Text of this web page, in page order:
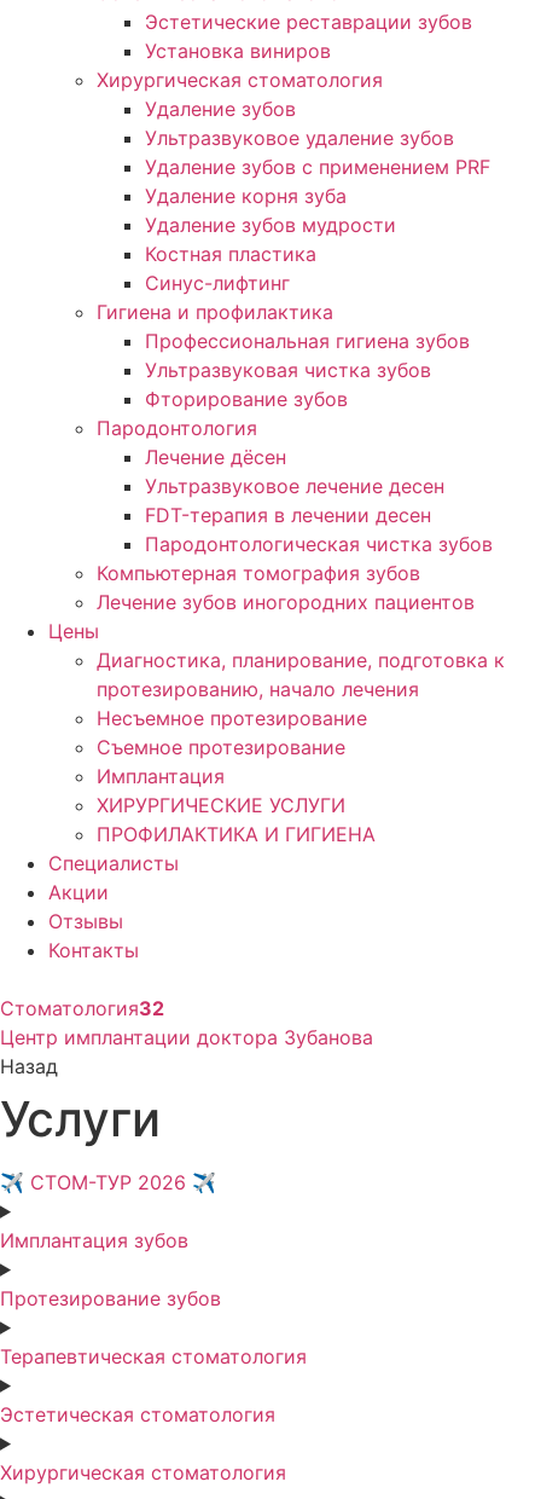
Эстетические реставрации зубов
Установка виниров
Хирургическая стоматология
Удаление зубов
Ультразвуковое удаление зубов
Удаление зубов с применением PRF
Удаление корня зуба
Удаление зубов мудрости
Костная пластика
Синус-лифтинг
Гигиена и профилактика
Профессиональная гигиена зубов
Ультразвуковая чистка зубов
Фторирование зубов
Пародонтология
Лечение дёсен
Ультразвуковое лечение десен
FDT-терапия в лечении десен
Пародонтологическая чистка зубов
Компьютерная томография зубов
Лечение зубов иногородних пациентов
Цены
Диагностика, планирование, подготовка к
протезированию, начало лечения
Несъемное протезирование
Съемное протезирование
Имплантация
ХИРУРГИЧЕСКИЕ УСЛУГИ
ПРОФИЛАКТИКА И ГИГИЕНА
Специалисты
Акции
Отзывы
Контакты
Стоматология32
Центр имплантации доктора Зубанова
Назад
Услуги
✈️ СТОМ-ТУР 2026 ✈️
Имплантация зубов
Протезирование зубов
Терапевтическая стоматология
Эстетическая стоматология
Хирургическая стоматология